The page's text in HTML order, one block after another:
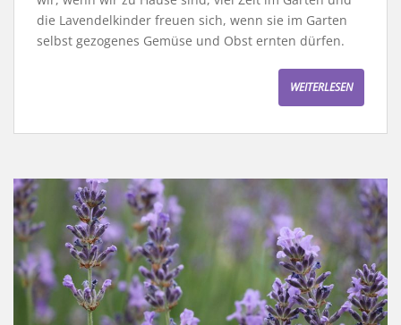
die Lavendelkinder freuen sich, wenn sie im Garten
selbst gezogenes Gemüse und Obst ernten dürfen.
WEITERLESEN